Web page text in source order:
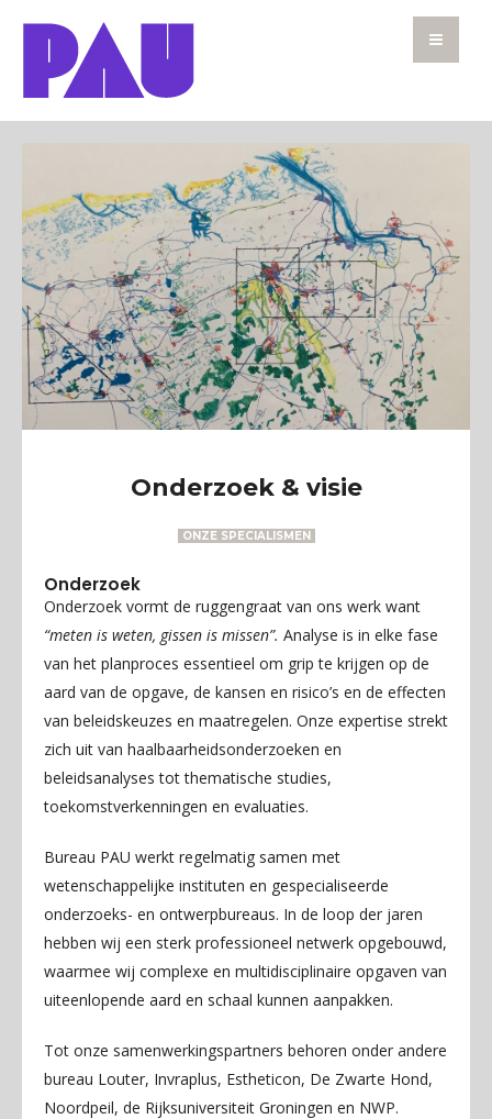
Onderzoek & visie
ONZE SPECIALISMEN
Onderzoek
Onderzoek vormt de ruggengraat van ons werk want
“meten is weten, gissen is missen”. Analyse is in elke fase
van het planproces essentieel om grip te krijgen op de
aard van de opgave, de kansen en risico’s en de effecten
van beleidskeuzes en maatregelen. Onze expertise strekt
zich uit van haalbaarheidsonderzoeken en
beleidsanalyses tot thematische studies,
toekomstverkenningen en evaluaties.
Bureau PAU werkt regelmatig samen met
wetenschappelijke instituten en gespecialiseerde
onderzoeks- en ontwerpbureaus. In de loop der jaren
hebben wij een sterk professioneel netwerk opgebouwd,
waarmee wij complexe en multidisciplinaire opgaven van
uiteenlopende aard en schaal kunnen aanpakken.
Tot onze samenwerkingspartners behoren onder andere
bureau Louter, Invraplus, Estheticon, De Zwarte Hond,
Noordpeil, de Rijksuniversiteit Groningen en NWP.